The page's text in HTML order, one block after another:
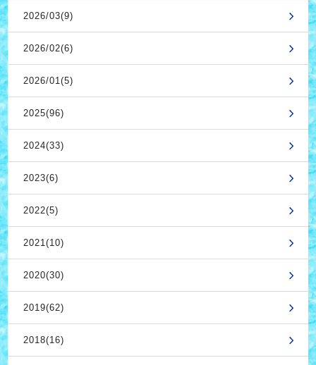
2026/03(9)
2026/02(6)
2026/01(5)
2025(96)
2024(33)
2023(6)
2022(5)
2021(10)
2020(30)
2019(62)
2018(16)